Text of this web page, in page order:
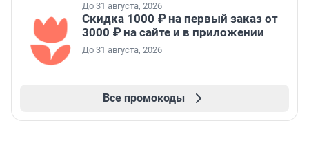
До 31 августа, 2026
Скидка 1000 ₽ на первый заказ от
3000 ₽ на сайте и в приложении
До 31 августа, 2026
Все промокоды